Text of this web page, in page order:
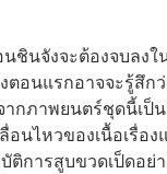
ชินจังจะต้องจบลง
อนแรกอาจจะรู้สึกว่
ากภาพยนตร์ชุดนี้เป็
นไหวของเนื้อเรื่อง
การสูบขวดเป็ดอย่